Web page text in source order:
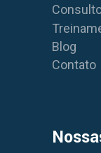
Blog
Contato